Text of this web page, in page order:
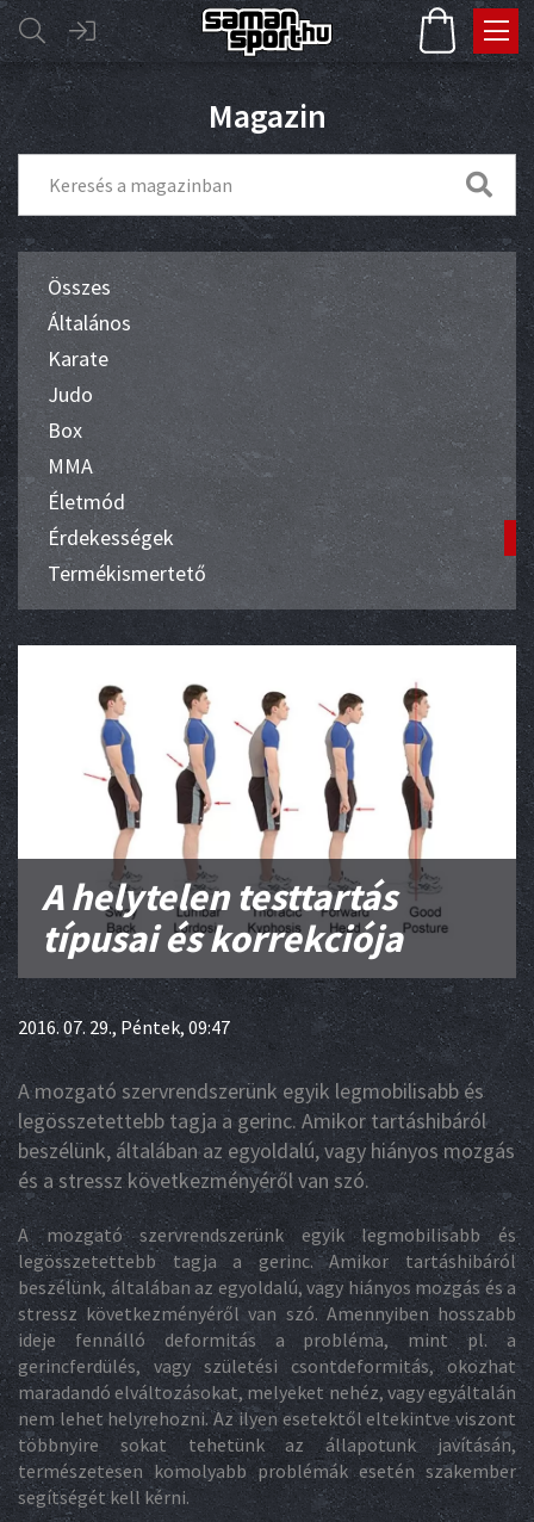
Magazin
Összes
Általános
Karate
Judo
Box
MMA
Életmód
Érdekességek
Termékismertető
A helytelen testtartás
típusai és korrekciója
2016. 07. 29., Péntek, 09:47
A mozgató szervrendszerünk egyik legmobilisabb és
legösszetettebb tagja a gerinc. Amikor tartáshibáról
beszélünk, általában az egyoldalú, vagy hiányos mozgás
és a stressz következményéről van szó.
A mozgató szervrendszerünk egyik legmobilisabb és
legösszetettebb tagja a gerinc. Amikor tartáshibáról
beszélünk, általában az egyoldalú, vagy hiányos mozgás és a
stressz következményéről van szó. Amennyiben hosszabb
ideje fennálló deformitás a probléma, mint pl. a
gerincferdülés, vagy születési csontdeformitás, okozhat
maradandó elváltozásokat, melyeket nehéz, vagy egyáltalán
nem lehet helyrehozni. Az ilyen esetektől eltekintve viszont
többnyire sokat tehetünk az állapotunk javításán,
természetesen komolyabb problémák esetén szakember
segítségét kell kérni.